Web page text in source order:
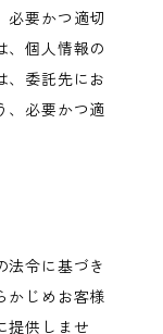
必要かつ適切
、個人情報の
、委託先にお
、必要かつ適
法令に基づき
かじめお客様
提供しませ